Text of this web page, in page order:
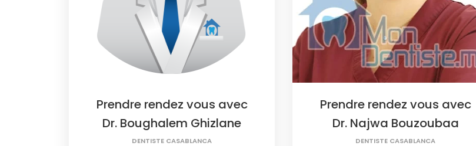
Prendre rendez vous avec
Dr. Boughalem Ghizlane
DENTISTE CASABLANCA
Prendre rendez vous avec
Dr. Najwa Bouzoubaa
DENTISTE CASABLANCA